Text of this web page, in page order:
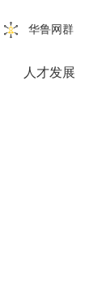
华鲁网群
人才发展